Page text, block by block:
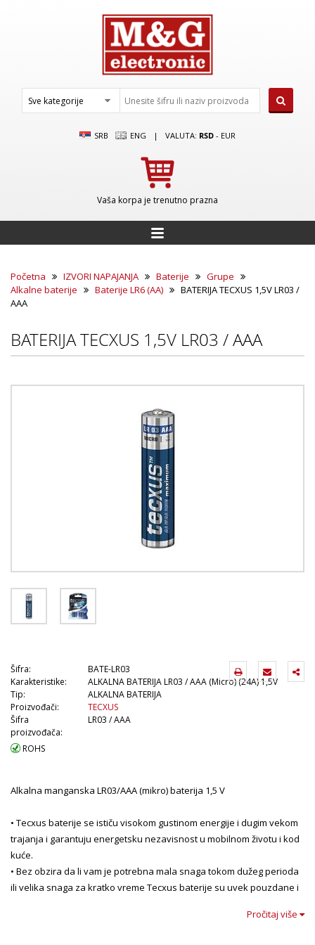
SRB ENG | VALUTA: RSD - EUR
Vaša korpa je trenutno prazna
Početna IZVORI NAPAJANJA Baterije
Grupe
Alkalne baterije
Baterije LR6 (AA)
BATERIJA TECXUS 1,5V LR03 /
AAA
BATERIJA TECXUS 1,5V LR03 / AAA
Šifra:
BATE-LR03
Karakteristike:
ALKALNA BATERIJA LR03 / AAA (Micro) (24A) 1,5V
Tip:
ALKALNA BATERIJA
Proizvođači:
TECXUS
Šifra
proizvođača:
LR03 / AAA
ROHS
Alkalna manganska LR03/AAA (mikro) baterija 1,5 V
• Tecxus baterije se ističu visokom gustinom energije i dugim vekom
trajanja i garantuju energetsku nezavisnost u mobilnom životu i kod
kuće.
• Bez obzira da li vam je potrebna mala snaga tokom dužeg perioda
ili velika snaga za kratko vreme Tecxus baterije su uvek pouzdane i
• Tecxus baterije pružaju konstantnu energiju i pouzdane su za sve
Pročitaj više